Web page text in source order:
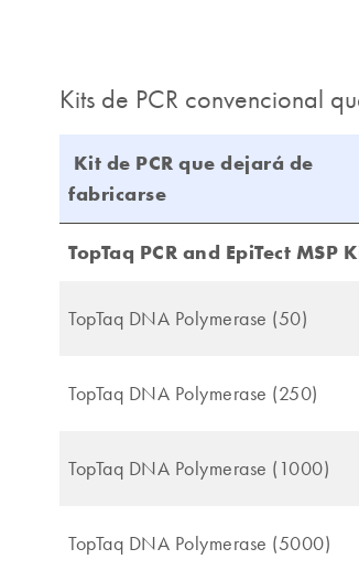
Kits de PCR convencional
Kit de PCR que dejará de
fabricarse
TopTaq PCR and EpiTect MSP
TopTaq DNA Polymerase (50)
TopTaq DNA Polymerase (250)
TopTaq DNA Polymerase (1000)
TopTaq DNA Polymerase (5000)